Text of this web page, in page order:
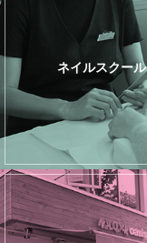
ネイルスクール